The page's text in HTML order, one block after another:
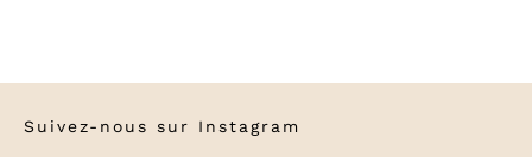
Suivez-nous sur Instagram